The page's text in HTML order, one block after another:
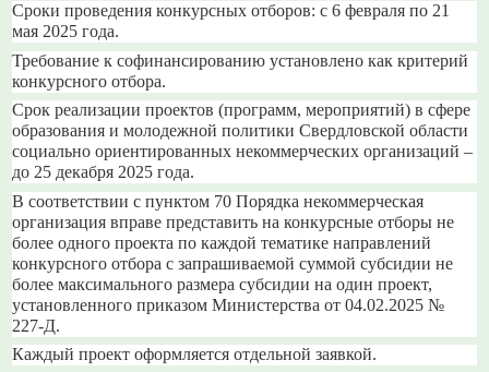
Сроки проведения конкурсных отборов: с 6 февраля по 21
мая 2025 года.
Требование к софинансированию установлено как критерий
конкурсного отбора.
Срок реализации проектов (программ, мероприятий) в сфере
образования и молодежной политики Свердловской области
социально ориентированных некоммерческих организаций –
до 25 декабря 2025 года.
В соответствии с пунктом 70 Порядка некоммерческая
организация вправе представить на конкурсные отборы не
более одного проекта по каждой тематике направлений
конкурсного отбора с запрашиваемой суммой субсидии не
более максимального размера субсидии на один проект,
установленного приказом Министерства от 04.02.2025 №
227-Д.
Каждый проект оформляется отдельной заявкой.